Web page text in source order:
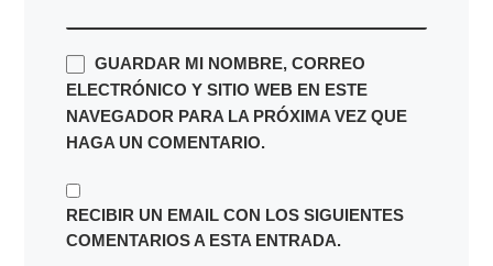
GUARDAR MI NOMBRE, CORREO
ELECTRÓNICO Y SITIO WEB EN ESTE
NAVEGADOR PARA LA PRÓXIMA VEZ QUE
HAGA UN COMENTARIO.
RECIBIR UN EMAIL CON LOS SIGUIENTES
COMENTARIOS A ESTA ENTRADA.